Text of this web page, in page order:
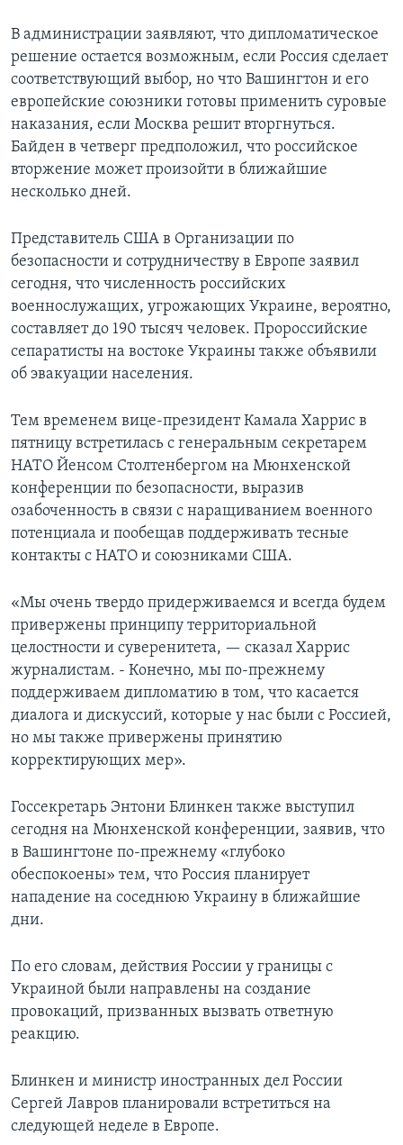
В администрации заявляют, что дипломатическое
решение остается возможным, если Россия сделает
соответствующий выбор, но что Вашингтон и его
европейские союзники готовы применить суровые
наказания, если Москва решит вторгнуться.
Байден в четверг предположил, что российское
вторжение может произойти в ближайшие
несколько дней.
Представитель США в Организации по
безопасности и сотрудничеству в Европе заявил
сегодня, что численность российских
военнослужащих, угрожающих Украине, вероятно,
составляет до 190 тысяч человек. Пророссийские
сепаратисты на востоке Украины также объявили
об эвакуации населения.
Тем временем вице-президент Камала Харрис в
пятницу встретилась с генеральным секретарем
НАТО Йенсом Столтенбергом на Мюнхенской
конференции по безопасности, выразив
озабоченность в связи с наращиванием военного
потенциала и пообещав поддерживать тесные
контакты с НАТО и союзниками США.
«Мы очень твердо придерживаемся и всегда будем
привержены принципу территориальной
целостности и суверенитета, — сказал Харрис
журналистам. - Конечно, мы по-прежнему
поддерживаем дипломатию в том, что касается
диалога и дискуссий, которые у нас были с Россией,
но мы также привержены принятию
корректирующих мер».
Госсекретарь Энтони Блинкен также выступил
сегодня на Мюнхенской конференции, заявив, что
в Вашингтоне по-прежнему «глубоко
обеспокоены» тем, что Россия планирует
нападение на соседнюю Украину в ближайшие
дни.
По его словам, действия России у границы с
Украиной были направлены на создание
провокаций, призванных вызвать ответную
реакцию.
Блинкен и министр иностранных дел России
Сергей Лавров планировали встретиться на
следующей неделе в Европе.